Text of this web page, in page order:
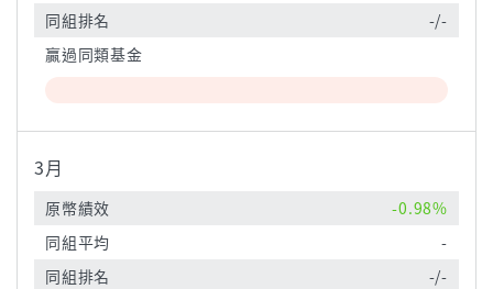
同組排名
-/-
贏過同類基金
3月
原幣績效
-0.98%
同組平均
-
同組排名
-/-